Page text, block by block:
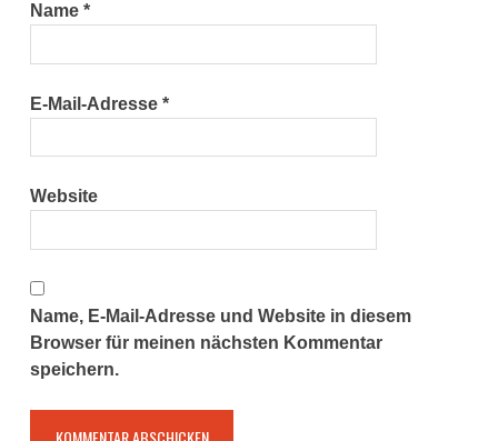
Name*
E-Mail-Adresse*
Website
Name, E-Mail-Adresse und Website in diesem
Browser für meinen nächsten Kommentar
speichern.